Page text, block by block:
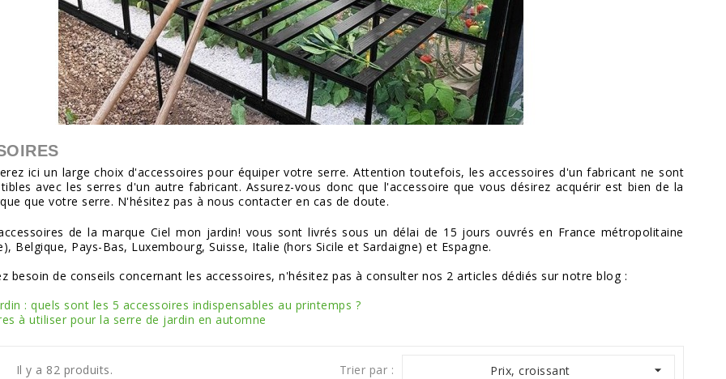
ici un large choix d'accessoires pour équiper votre serre. Attention toutefois, les accessoires d'un fabricant ne sont
avec les serres d'un autre fabricant. Assurez-vous donc que l'accessoire que vous désirez acquérir est bien de la
que votre serre. N'hésitez pas à nous contacter en cas de doute.
de la marque Ciel mon jardin! vous sont livrés sous un délai de 15 jours ouvrés en France métropolitaine
Belgique, Pays-Bas, Luxembourg, Suisse, Italie (hors Sicile et Sardaigne) et Espagne.
besoin de conseils concernant les accessoires, n'hésitez pas à consulter nos 2 articles dédiés sur notre blog :
: quels sont les 5 accessoires indispensables au printemps ?
à utiliser pour la serre de jardin en automne
Il y a 82 produits. Trier par : Prix, croissant 